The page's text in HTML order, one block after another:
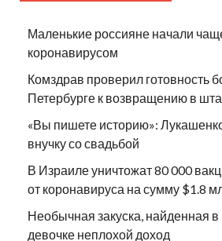
Маленькие россияне начали
коронавирусом
Комздрав проверил готовность
Петербурге к возвращению в
«Вы пишете историю»:
внучку со свадьбой
В Израиле уничтожат 80 000
от коронавируса на сумму $1.8
Необычная закуска, найденная в
девочке неплохой доход